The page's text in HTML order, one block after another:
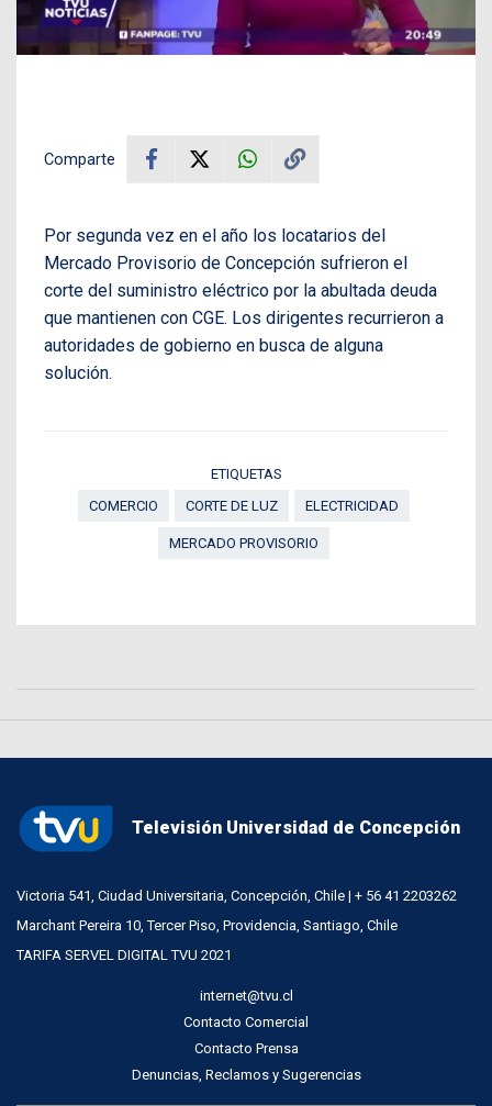
Comparte
Por segunda vez en el año los locatarios del
Mercado Provisorio de Concepción sufrieron el
corte del suministro eléctrico por la abultada deuda
que mantienen con CGE. Los dirigentes recurrieron a
autoridades de gobierno en busca de alguna
solución.
ETIQUETAS
COMERCIO
CORTE DE LUZ ELECTRICIDAD
MERCADO PROVISORIO
Televisión Universidad de Concepción
Victoria 541, Ciudad Universitaria, Concepción, Chile | + 56 41 2203262
Marchant Pereira 10, Tercer Piso, Providencia, Santiago, Chile
TARIFA SERVEL DIGITAL TVU 2021
internet@tvu.cl
Contacto Comercial
Contacto Prensa
Denuncias, Reclamos y Sugerencias